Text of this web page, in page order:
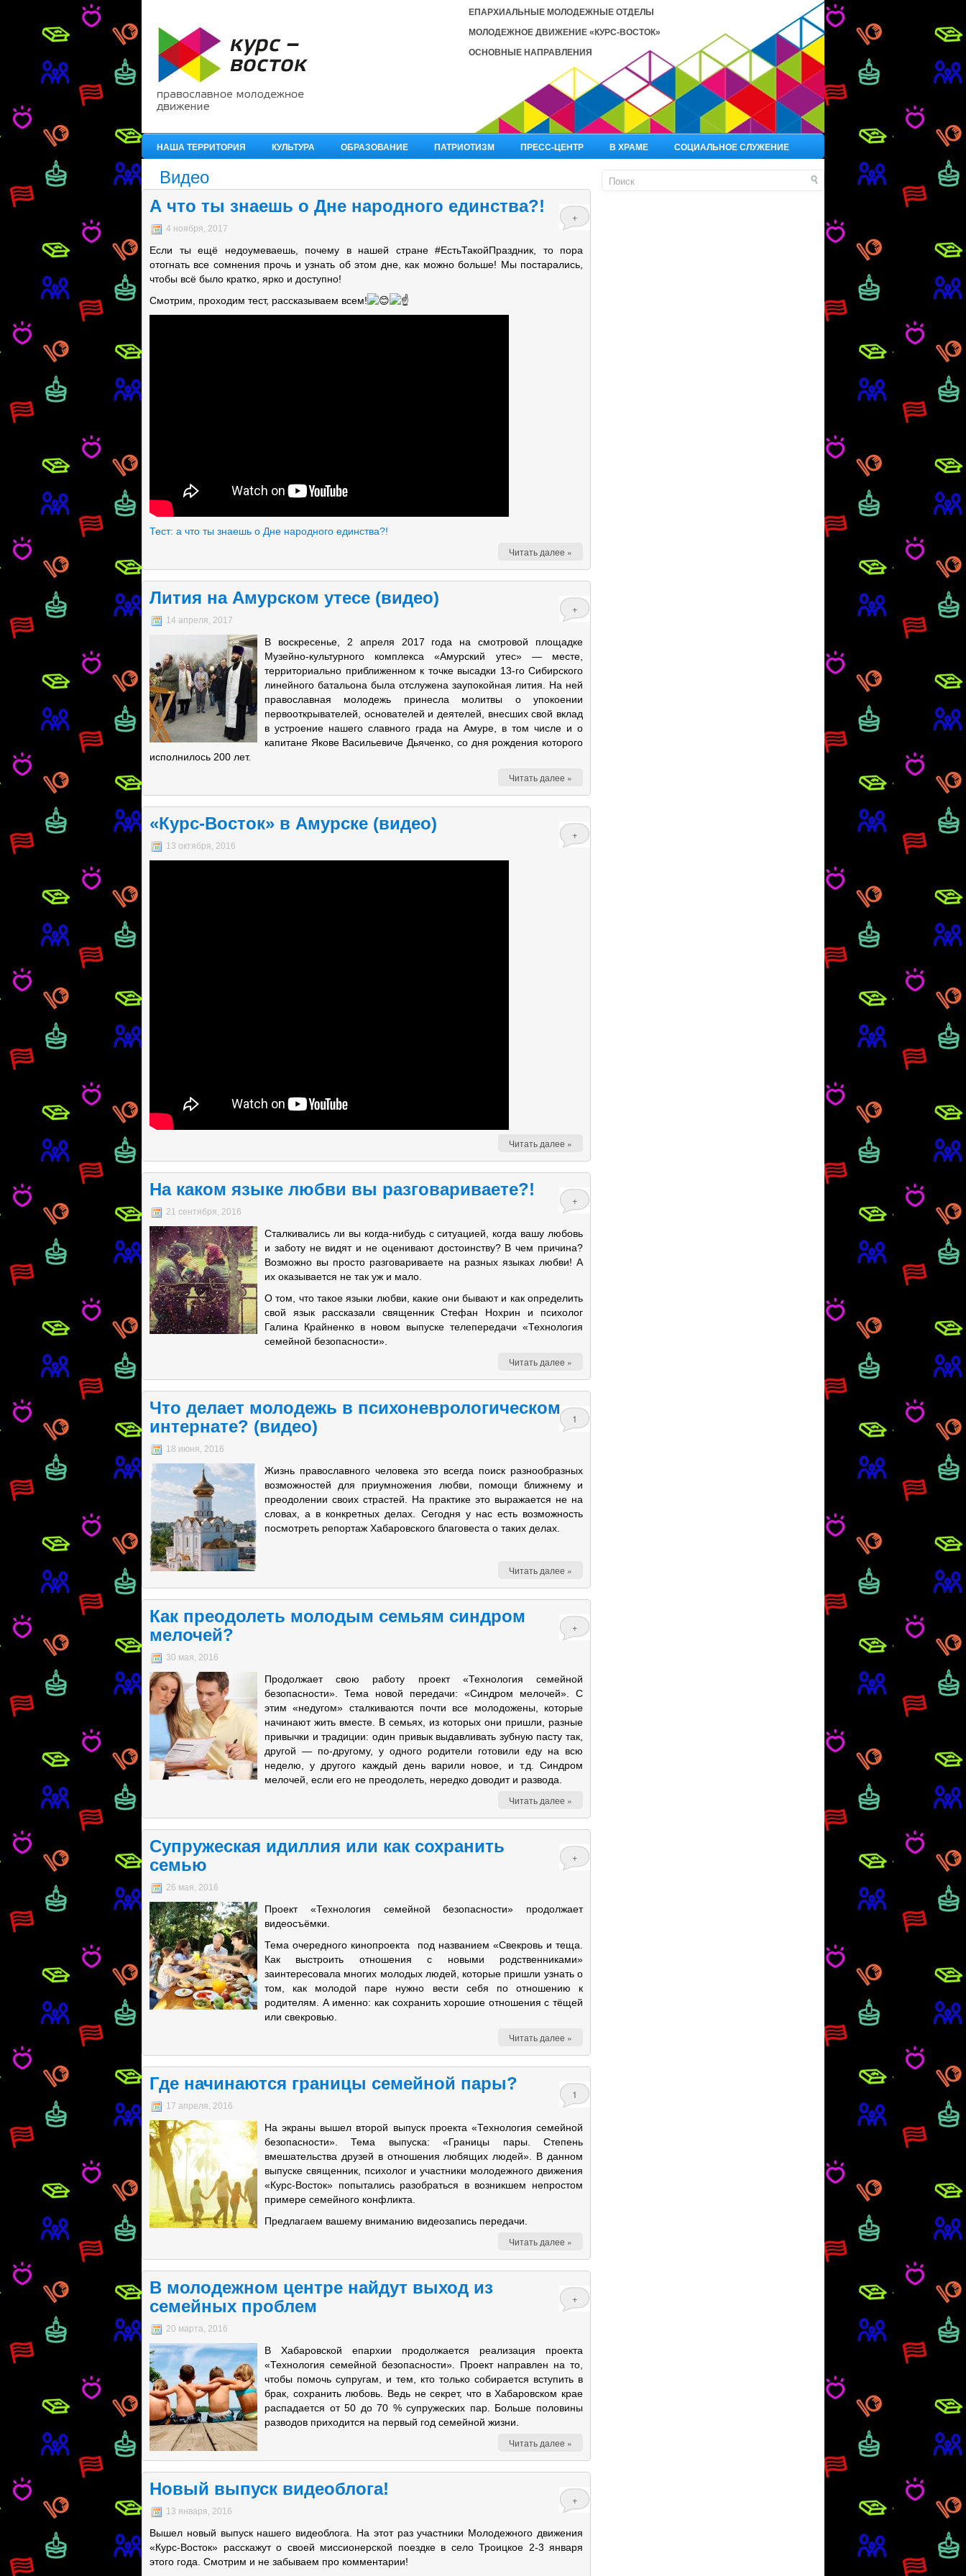
ЕПАРХИАЛЬНЫЕ МОЛОДЕЖНЫЕ ОТДЕЛЫ
МОЛОДЕЖНОЕ ДВИЖЕНИЕ «КУРС-ВОСТОК»
ОСНОВНЫЕ НАПРАВЛЕНИЯ
НАША ТЕРРИТОРИЯ КУЛЬТУРА ОБРАЗОВАНИЕ ПАТРИОТИЗМ ПРЕСС-ЦЕНТР В ХРАМЕ СОЦИАЛЬНОЕ СЛУЖЕНИЕ
Видео
А что ты знаешь о Дне народного единства?!
+
4 ноября, 2017
Если ты ещё недоумеваешь, почему в нашей стране #ЕстьТакойПраздник, то пора
отогнать все сомнения прочь и узнать об этом дне, как можно больше! Мы постарались,
чтобы всё было кратко, ярко и доступно!
Смотрим, проходим тест, рассказываем всем!
Тест: а что ты знаешь о Дне народного единства?!
Читать далее »
Лития на Амурском утесе (видео)
+
14 апреля, 2017
В воскресенье, 2 апреля 2017 года на смотровой площадке
Музейно-культурного комплекса «Амурский утес» — месте,
территориально приближенном к точке высадки 13-го Сибирского
линейного батальона была отслужена заупокойная лития. На ней
православная молодежь принесла молитвы о упокоении
первооткрывателей, основателей и деятелей, внесших свой вклад
в устроение нашего славного града на Амуре, в том числе и о
капитане Якове Васильевиче Дьяченко, со дня рождения которого
исполнилось 200 лет.
Читать далее »
«Курс-Восток» в Амурске (видео)
+
13 октября, 2016
Читать далее »
На каком языке любви вы разговариваете?!
+
21 сентября, 2016
Сталкивались ли вы когда-нибудь с ситуацией, когда вашу любовь
и заботу не видят и не оценивают достоинству? В чем причина?
Возможно вы просто разговариваете на разных языках любви! А
их оказывается не так уж и мало.
О том, что такое языки любви, какие они бывают и как определить
свой язык рассказали священник Стефан Нохрин и психолог
Галина Крайненко в новом выпуске телепередачи «Технология
семейной безопасности».
Читать далее »
Что делает молодежь в психоневрологическом
интернате? (видео)
1
18 июня, 2016
Жизнь православного человека это всегда поиск разнообразных
возможностей для приумножения любви, помощи ближнему и
преодолении своих страстей. На практике это выражается не на
словах, а в конкретных делах. Сегодня у нас есть возможность
посмотреть репортаж Хабаровского благовеста о таких делах.
Читать далее »
Как преодолеть молодым семьям синдром
мелочей?
+
30 мая, 2016
Продолжает свою работу проект «Технология семейной
безопасности». Тема новой передачи: «Синдром мелочей». С
этим «недугом» сталкиваются почти все молодожены, которые
начинают жить вместе. В семьях, из которых они пришли, разные
привычки и традиции: один привык выдавливать зубную пасту так,
другой — по-другому, у одного родители готовили еду на всю
неделю, у другого каждый день варили новое, и т.д. Синдром
мелочей, если его не преодолеть, нередко доводит и развода.
Читать далее »
Супружеская идиллия или как сохранить
семью
+
26 мая, 2016
Проект «Технология семейной безопасности» продолжает
видеосъёмки.
Тема очередного кинопроекта под названием «Свекровь и теща.
Как выстроить отношения с новыми родственниками»
заинтересовала многих молодых людей, которые пришли узнать о
том, как молодой паре нужно вести себя по отношению к
родителям. А именно: как сохранить хорошие отношения с тёщей
или свекровью.
Читать далее »
Где начинаются границы семейной пары?
1
17 апреля, 2016
На экраны вышел второй выпуск проекта «Технология семейной
безопасности». Тема выпуска: «Границы пары. Степень
вмешательства друзей в отношения любящих людей». В данном
выпуске священник, психолог и участники молодежного движения
«Курс-Восток» попытались разобраться в возникшем непростом
примере семейного конфликта.
Предлагаем вашему вниманию видеозапись передачи.
Читать далее »
В молодежном центре найдут выход из
семейных проблем
+
20 марта, 2016
В Хабаровской епархии продолжается реализация проекта
«Технология семейной безопасности». Проект направлен на то,
чтобы помочь супругам, и тем, кто только собирается вступить в
брак, сохранить любовь. Ведь не секрет, что в Хабаровском крае
распадается от 50 до 70 % супружеских пар. Больше половины
разводов приходится на первый год семейной жизни.
Читать далее »
Новый выпуск видеоблога!
+
13 января, 2016
Вышел новый выпуск нашего видеоблога. На этот раз участники Молодежного движения
«Курс-Восток» расскажут о своей миссионерской поездке в село Троицкое 2-3 января
этого года. Смотрим и не забываем про комментарии!